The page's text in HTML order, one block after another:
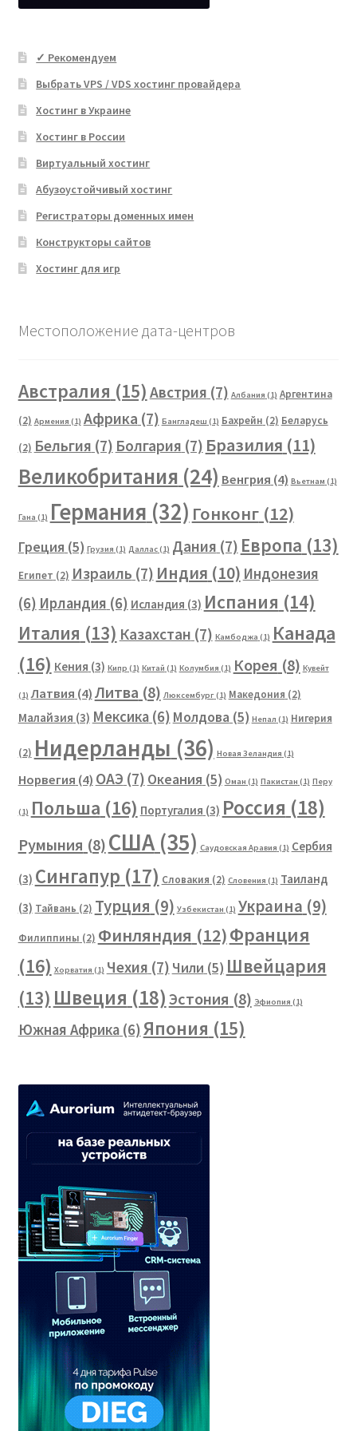
✓ Рекомендуем
Выбрать VPS / VDS хостинг провайдера
Хостинг в Украине
Хостинг в России
Виртуальный хостинг
Абузоустойчивый хостинг
Регистраторы доменных имен
Конструкторы сайтов
Хостинг для игр
Местоположение дата-центров
Австралия (15) Австрия (7) Албания (1) Аргентина
(2) Армения (1) Африка (7) Бангладеш (1) Бахрейн (2) Беларусь
(2) Бельгия (7) Болгария (7) Бразилия (11)
Великобритания (24) Венгрия (4) Вьетнам (1)
Гана (1) Германия (32) Гонконг(12)
Греция (5) Грузия (1) Даллас(1) Дания (7) Европа (13)
Египет (2) Израиль (7) Индия (10) Индонезия
(6) Ирландия (6) Исландия (3) Испания (14)
Италия (13) Казахстан (7) Камбоджа (1) Канада
(16) Кения (3) Кипр (1) Китай (1) Колумбия (1) Корея (8) Кувейт
(1) Латвия (4)Литва (8) Люксембург(1) Македония (2)
Малайзия (3) Мексика(6) Молдова (5) Непал (1) Нигерия
(2) Нидерланды (36) Новая Зеландия (1)
Норвегия (4) ОАЭ (7) Океания (5) Оман (1) Пакистан (1) Перу
(1) Польша (16) Португалия (3) Россия (18)
Румыния (8)США(35) Саудовская Аравия (1) Сербия
(3) Сингапур (17) Словакия (2) Словения (1) Таиланд
(3) Тайвань (2) Турция (9) Узбекистан (1) Украина (9)
Филиппины (2) Финляндия (12)Франция
(16) Хорватия (1) Чехия (7) Чили (5) Швейцария
(13) Швеция (18)Эстония (8) Эфиопия (1)
Южная Африка(6)Япония (15)